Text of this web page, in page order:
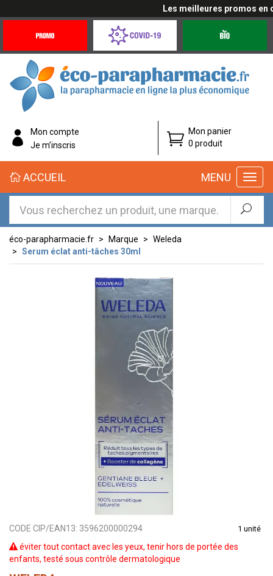
Les meilleures promos en
Offres
Coronavirus
éco-
parapharmacie.fr
éco-
parapharmacie.fr
Mon compte
Je m’inscris
Mon panier
0 produit
MENU
ACCUEIL
éco-parapharmacie.fr Marque
Weleda
Serum éclat anti-tâches 30ml
CODE CIP/EAN13: 3596200000294 1 unité
éviter tout contact avec les yeux, tenir hors de portée des
enfants, testé sous contrôle dermatologique